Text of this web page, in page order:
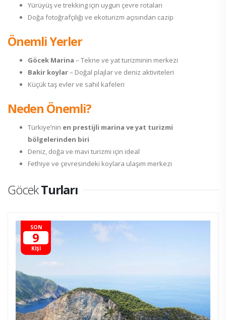
Yürüyüş ve trekking için uygun çevre rotaları
Doğa fotoğrafçılığı ve ekoturizm açısından cazip
Önemli Yerler
Göcek Marina – Tekne ve yat turizminin merkezi
Bakir koylar– Doğal plajlar ve deniz aktiviteleri
Küçük taş evler ve sahil kafeleri
Neden Önemli?
Türkiye’nin en prestijli marina ve yat turizmi
bölgelerinden biri
Deniz, doğa ve mavi turizmi için ideal
Fethiye ve çevresindeki koylara ulaşım merkezi
GöcekTurları
SON
9
KİŞİ